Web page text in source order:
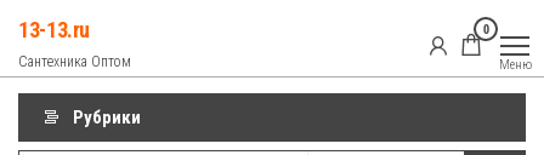
содержимому
13-13.ru
Сантехника Оптом
0
Меню
Рубрики